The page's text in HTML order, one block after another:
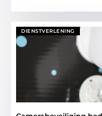
DIENSTVERLENING